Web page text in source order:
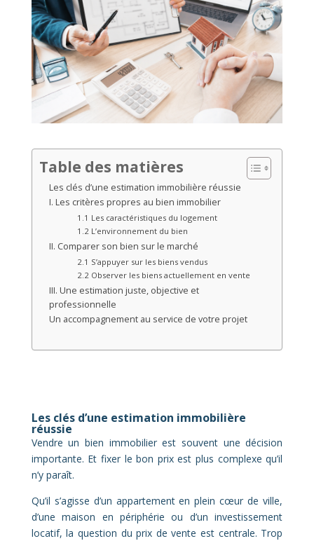
Table des matières
Les clés d’une estimation immobilière réussie
I. Les critères propres au bien immobilier
1.1 Les caractéristiques du logement
1.2 L’environnement du bien
II. Comparer son bien sur le marché
2.1 S’appuyer sur les biens vendus
2.2 Observer les biens actuellement en vente
III. Une estimation juste, objective et
professionnelle
Un accompagnement au service de votre projet
Les clés d’une estimation immobilière
réussie
Vendre un bien immobilier est souvent une décision
importante. Et fixer le bon prix est plus complexe qu’il
n’y paraît.
Qu’il s’agisse d’un appartement en plein cœur de ville,
d’une maison en périphérie ou d’un investissement
locatif, la question du prix de vente est centrale. Trop